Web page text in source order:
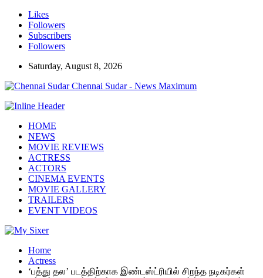
Likes
Followers
Subscribers
Followers
Saturday, August 8, 2026
Chennai Sudar - News Maximum
HOME
NEWS
MOVIE REVIEWS
ACTRESS
ACTORS
CINEMA EVENTS
MOVIE GALLERY
TRAILERS
EVENT VIDEOS
Home
Actress
‘பத்து தல’ படத்திற்காக இண்டஸ்ட்ரியில் சிறந்த நடிகர்கள்